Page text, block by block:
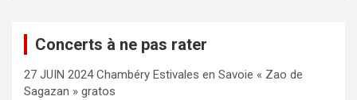
Concerts à ne pas rater
27 JUIN 2024 Chambéry Estivales en Savoie « Zao de
Sagazan » gratos